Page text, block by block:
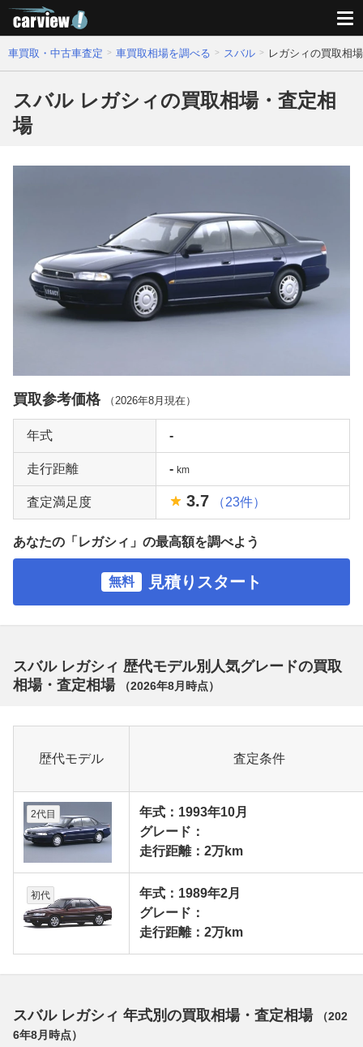
車買取・中古車査定 車買取相場を調べる スバル レガシィの買取相
スバル レガシィの買取相場・査定相
場
買取参考価格 （ 2026年8月 現在）
年式 -
走行距離 - km
査定満足度 3.7 （23件）
あなたの「レガシィ」の最高額を調べよう
無料 見積りスタート
スバル レガシィ 歴代モデル別人気グレードの買取
相場・査定相場
（2026年8月 時点）
歴代モデル 査定条件
2代目
年式：1993年10月
グレード：
走行距離：2万km
初代
年式：1989年2月
グレード：
走行距離：2万km
スバル レガシィ 年式別の買取相場・査定相場 （202
6年8月 時点）